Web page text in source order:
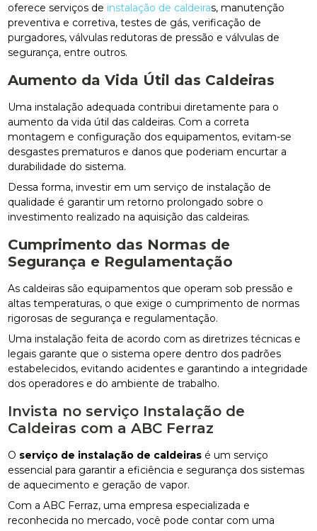
oferece serviços de instalação de caldeiras, manutenção
preventiva e corretiva, testes de gás, verificação de
purgadores, válvulas redutoras de pressão e válvulas de
segurança, entre outros.
Aumento da Vida Útil das Caldeiras
Uma instalação adequada contribui diretamente para o
aumento da vida útil das caldeiras. Com a correta
montagem e configuração dos equipamentos, evitam-se
desgastes prematuros e danos que poderiam encurtar a
durabilidade do sistema.
Dessa forma, investir em um serviço de instalação de
qualidade é garantir um retorno prolongado sobre o
investimento realizado na aquisição das caldeiras.
Cumprimento das Normas de
Segurança e Regulamentação
As caldeiras são equipamentos que operam sob pressão e
altas temperaturas, o que exige o cumprimento de normas
rigorosas de segurança e regulamentação.
Uma instalação feita de acordo com as diretrizes técnicas e
legais garante que o sistema opere dentro dos padrões
estabelecidos, evitando acidentes e garantindo a integridade
dos operadores e do ambiente de trabalho.
Invista no serviço Instalação de
Caldeiras com a ABC Ferraz
O serviço de instalação de caldeiras é um serviço
essencial para garantir a eficiência e segurança dos sistemas
de aquecimento e geração de vapor.
Com a ABC Ferraz, uma empresa especializada e
reconhecida no mercado, você pode contar com uma